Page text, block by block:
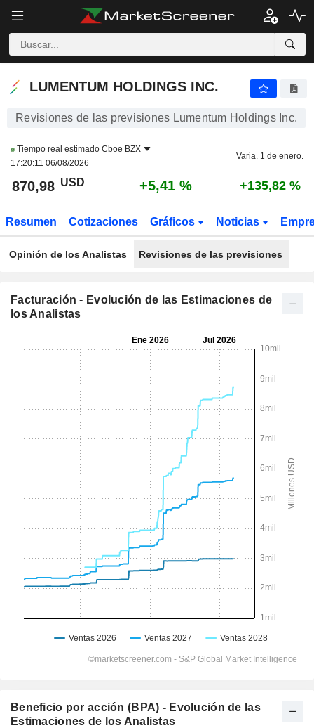
LUMENTUM HOLDINGS INC.
LUMENTUM HOLDINGS INC.
Revisiones de las previsiones Lumentum Holdings Inc.
Tiempo real estimado Cboe BZX
17:20:11 06/08/2026
Varia. 1 de enero.
870,98 USD +5,41 % +135,82 %
Resumen Cotizaciones Gráficos Noticias
Opinión de los Analistas Revisiones de las previsiones
Facturación - Evolución de las Estimaciones de
los Analistas
Beneficio por acción (BPA) - Evolución de las
Estimaciones de los Analistas